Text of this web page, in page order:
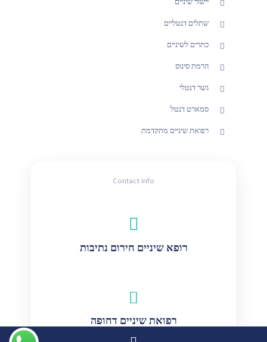
יישור שיניים
שתלים דנטליים
כתרים לשיניים
הרמת סינוס
גשר דנטלי
סמארט דנטל
רפואת שיניים מתקדמת
Contact Info
רופא שיניים חירום נתיבות
רפואת שיניים דחופה